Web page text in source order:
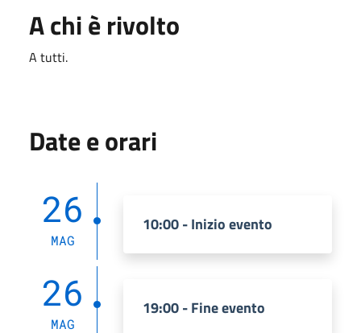
A chi è rivolto
A tutti.
Date e orari
26
MAG
10:00 - Inizio evento
26
MAG
19:00 - Fine evento